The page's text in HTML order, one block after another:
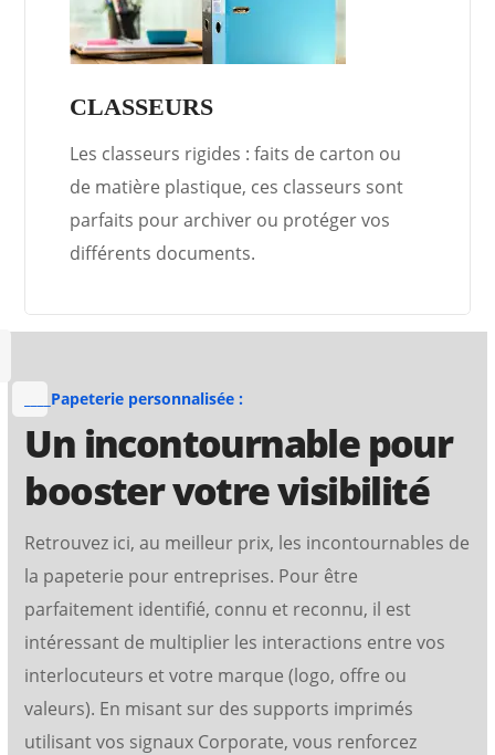
CARTES DE VISITE
CLASSEURS
Les classeurs rigides : faits de carton ou
de matière plastique, ces classeurs sont
parfaits pour archiver ou protéger vos
différents documents.
____Papeterie personnalisée :
Un incontournable pour
booster votre visibilité
Retrouvez ici, au meilleur prix, les incontournables de
la papeterie pour entreprises. Pour être
parfaitement identifié, connu et reconnu, il est
intéressant de multiplier les interactions entre vos
interlocuteurs et votre marque (logo, offre ou
valeurs). En misant sur des supports imprimés
utilisant vos signaux Corporate, vous renforcez